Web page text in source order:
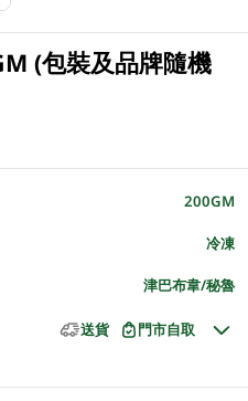
(包裝及品牌隨機
200GM
冷凍
津巴布韋/秘魯
送貨 門市自取